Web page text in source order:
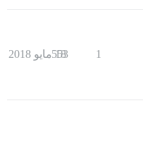
1
553
18 مايو 2018